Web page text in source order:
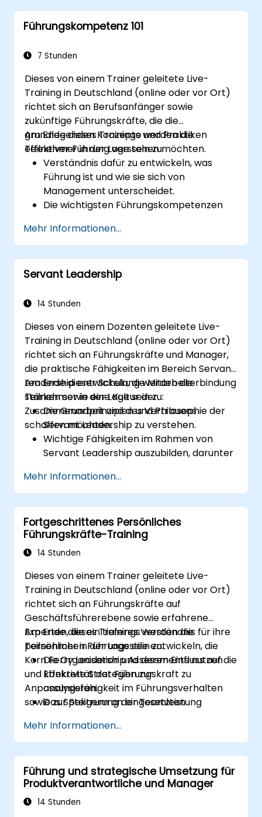
Führungskompetenz 101
7 Stunden
Dieses von einem Trainer geleitete Live-
Training in Deutschland (online oder vor Ort)
richtet sich an Berufsanfänger sowie
zukünftige Führungskräfte, die die
grundlegenden Konzepte und Praktiken
effektiver Führung verstehen möchten.
Am Ende dieses Trainings werden die
Teilnehmer in der Lage sein zu:
Verständnis dafür zu entwickeln, was
Führung ist und wie sie sich von
Management unterscheidet.
Die wichtigsten Führungskompetenzen
weiterzuentwickeln.
Bedeutungsvolle Ziele festzulegen und
diese wirksam zu kommunizieren.
Vertrauen aufzubauen und andere durch
Mehr Informationen...
Servant Leadership
14 Stunden
Dieses von einem Dozenten geleitete Live-
Training in Deutschland (online oder vor Ort)
richtet sich an Führungskräfte und Manager,
die praktische Fähigkeiten im Bereich Servant
Leadership entwickeln, die Mitarbeiterbindung
stärken sowie eine Kultur der
Zusammenarbeit und des Vertrauens
schaffen möchten.
Am Ende dieser Schulung werden die
Teilnehmer in der Lage sein zu:
Die Grundprinzipien und Philosophie der
Servant Leadership zu verstehen.
Wichtige Fähigkeiten im Rahmen von
Servant Leadership auszubilden, darunter
Teamarbeit.
Servant Leadership-Methoden
anzuwenden, um die Leistungsfähigkeit
und Motivation des Teams zu steigern.
Eine Kultur des Vertrauens und der
Stärkung innerhalb ihrer Organisation zu
Mehr Informationen...
Fortgeschrittenes Persönliches
Führungskräfte-Training
14 Stunden
Dieses von einem Trainer geleitete Live-
Training in Deutschland (online oder vor Ort)
richtet sich an Führungskräfte auf
Geschäftsführerebene sowie erfahrene
Experten, die ein tieferes Verständnis für ihre
persönlichen Führungsstile entwickeln, die
Korn Ferry Leadership Assessments nutzen
und konkrete Strategien zur
Anpassungsfähigkeit im Führungsverhalten
sowie zur Steigerung der Teamleistung
Am Ende dieses Trainings werden die
Teilnehmer in der Lage sein zu:
Die Organisation und deren Einfluss auf die
Effektivität der Führungskraft zu
analysieren.
Das Spektrum an eingesetzten
zu bewerten.
Zu prüfen, wie verschiedene
Führungsansätze das Engagement, die
Dynamik und Leistung der Teams
beeinflussen.
Rückmeldungen aus den Führungskräfte-
Mehr Informationen...
Führung und strategische Umsetzung für
Produktverantwortliche und Manager
14 Stunden